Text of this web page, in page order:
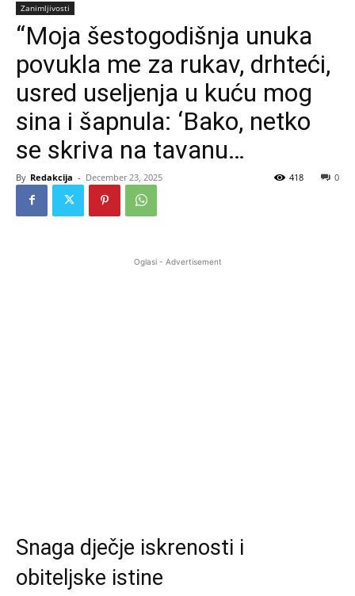
Zanimljivosti
“Moja šestogodišnja unuka
povukla me za rukav, drhteći,
usred useljenja u kuću mog
sina i šapnula: ‘Bako, netko
se skriva na tavanu…
By Redakcija - December 23, 2025 0
418
Oglasi - Advertisement
Snaga dječje iskrenosti i
obiteljske istine